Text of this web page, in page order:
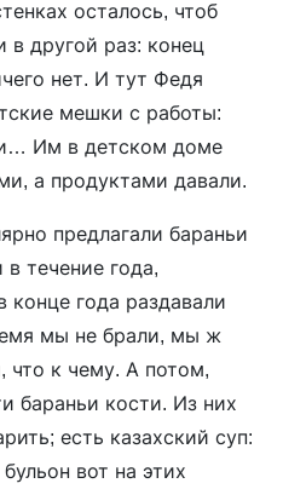
осталось, чтоб
в другой раз: конец
нет. И тут Федя
мешки с работы:
Им в детском доме
а продуктами давали.
предлагали бараньи
течение года,
года раздавали
мы не брали, мы ж
что к чему. А потом,
бараньи кости. Из них
есть казахский суп:
вот на этих